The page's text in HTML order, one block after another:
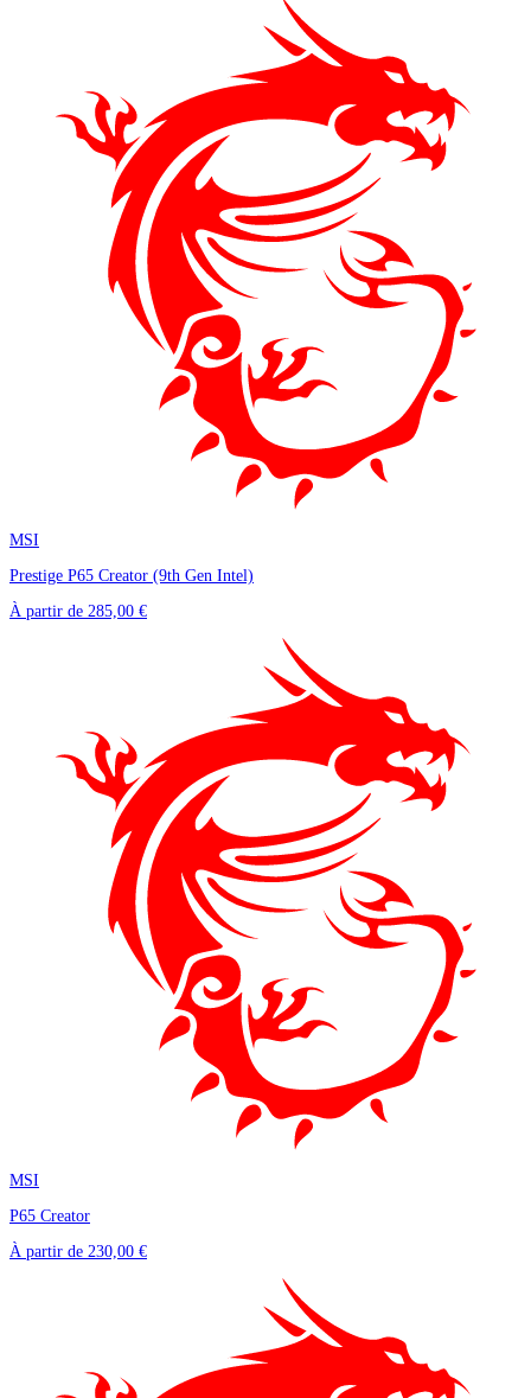
MSI
Prestige P65 Creator (9th Gen Intel)
À partir de 285,00 €
MSI
P65 Creator
À partir de 230,00 €